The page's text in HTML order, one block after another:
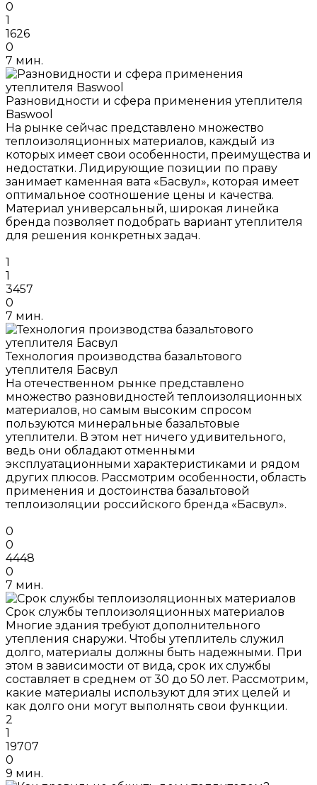
0
1
1626
0
7 мин.
Разновидности и сфера применения утеплителя
Baswool
На рынке сейчас представлено множество
теплоизоляционных материалов, каждый из
которых имеет свои особенности, преимущества и
недостатки. Лидирующие позиции по праву
занимает каменная вата «Басвул», которая имеет
оптимальное соотношение цены и качества.
Материал универсальный, широкая линейка
бренда позволяет подобрать вариант утеплителя
для решения конкретных задач.
1
1
3457
0
7 мин.
Технология производства базальтового
утеплителя Басвул
На отечественном рынке представлено
множество разновидностей теплоизоляционных
материалов, но самым высоким спросом
пользуются минеральные базальтовые
утеплители. В этом нет ничего удивительного,
ведь они обладают отменными
эксплуатационными характеристиками и рядом
других плюсов. Рассмотрим особенности, область
применения и достоинства базальтовой
теплоизоляции российского бренда «Басвул».
0
0
4448
0
7 мин.
Срок службы теплоизоляционных материалов
Многие здания требуют дополнительного
утепления снаружи. Чтобы утеплитель служил
долго, материалы должны быть надежными. При
этом в зависимости от вида, срок их службы
составляет в среднем от 30 до 50 лет. Рассмотрим,
какие материалы используют для этих целей и
как долго они могут выполнять свои функции.
2
1
19707
0
9 мин.